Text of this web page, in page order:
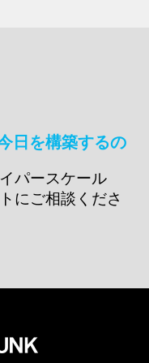
日を構築するの
パースケール
にご相談くださ